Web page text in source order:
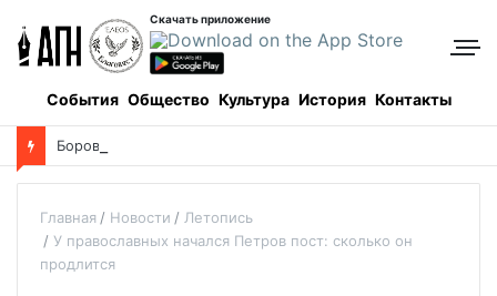
Скачать приложение
События Общество Культура История Контакты
Боровое: когда и как все начиналось, и кто все начинал
Главная Новости
Летопись
У православных начался Петров пост: сколько он
продлится